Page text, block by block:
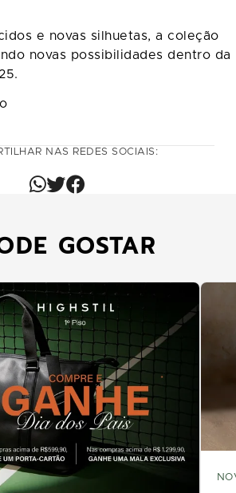
e novas silhuetas, a coleção
novas possibilidades dentro da
NAS REDES SOCIAIS:
GOSTAR